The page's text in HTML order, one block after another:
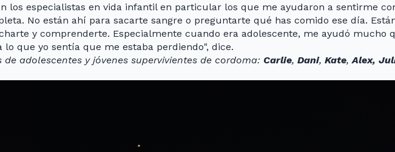
los especialistas en vida infantil en particular los que me ayudaron a sentirme
No están ahí para sacarte sangre o preguntarte qué has comido ese día.
y comprenderte. Especialmente cuando era adolescente, me ayudó mucho
lo que yo sentía que me estaba perdiendo", dice.
de adolescentes y jóvenes supervivientes de cordoma: Carlie, Dani, Kate, Alex,